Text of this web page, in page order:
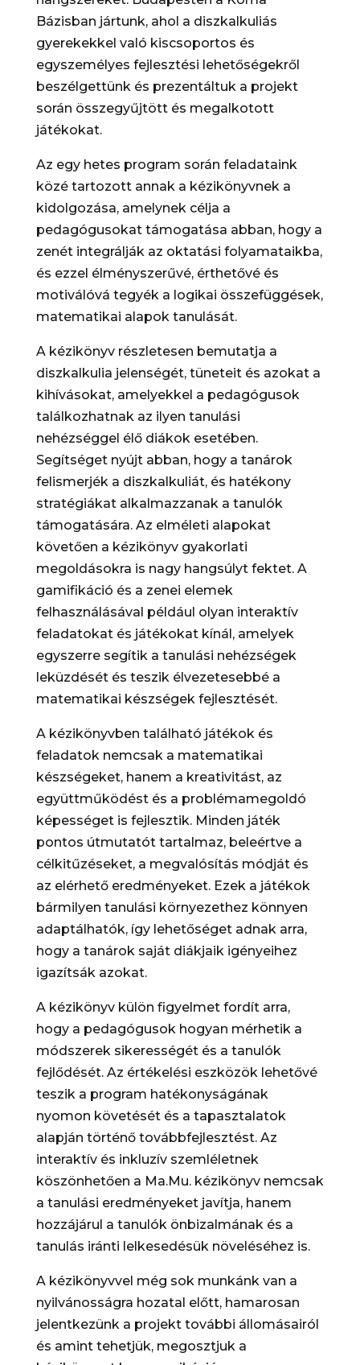
Bázisban jártunk, ahol a diszkalkuliás
gyerekekkel való kiscsoportos és
egyszemélyes fejlesztési lehetőségekről
beszélgettünk és prezentáltuk a projekt
során összegyűjtött és megalkotott
játékokat.
Az egy hetes program során feladataink
közé tartozott annak a kézikönyvnek a
kidolgozása, amelynek célja a
pedagógusokat támogatása abban, hogy a
zenét integrálják az oktatási folyamataikba,
és ezzel élményszerűvé, érthetővé és
motiválóvá tegyék a logikai összefüggések,
matematikai alapok tanulását.
A kézikönyv részletesen bemutatja a
diszkalkulia jelenségét, tüneteit és azokat a
kihívásokat, amelyekkel a pedagógusok
találkozhatnak az ilyen tanulási
nehézséggel élő diákok esetében.
Segítséget nyújt abban, hogy a tanárok
felismerjék a diszkalkuliát, és hatékony
stratégiákat alkalmazzanak a tanulók
támogatására. Az elméleti alapokat
követően a kézikönyv gyakorlati
megoldásokra is nagy hangsúlyt fektet. A
gamifikáció és a zenei elemek
felhasználásával például olyan interaktív
feladatokat és játékokat kínál, amelyek
egyszerre segítik a tanulási nehézségek
leküzdését és teszik élvezetesebbé a
matematikai készségek fejlesztését.
A kézikönyvben található játékok és
feladatok nemcsak a matematikai
készségeket, hanem a kreativitást, az
együttműködést és a problémamegoldó
képességet is fejlesztik. Minden játék
pontos útmutatót tartalmaz, beleértve a
célkitűzéseket, a megvalósítás módját és
az elérhető eredményeket. Ezek a játékok
bármilyen tanulási környezethez könnyen
adaptálhatók, így lehetőséget adnak arra,
hogy a tanárok saját diákjaik igényeihez
igazítsák azokat.
A kézikönyv külön figyelmet fordít arra,
hogy a pedagógusok hogyan mérhetik a
módszerek sikerességét és a tanulók
fejlődését. Az értékelési eszközök lehetővé
teszik a program hatékonyságának
nyomon követését és a tapasztalatok
alapján történő továbbfejlesztést. Az
interaktív és inkluzív szemléletnek
köszönhetően a Ma.Mu. kézikönyv nemcsak
a tanulási eredményeket javítja, hanem
hozzájárul a tanulók önbizalmának és a
tanulás iránti lelkesedésük növeléséhez is.
A kézikönyvvel még sok munkánk van a
nyilvánosságra hozatal előtt, hamarosan
jelentkezünk a projekt további állomásairól
és amint tehetjük, megosztjuk a